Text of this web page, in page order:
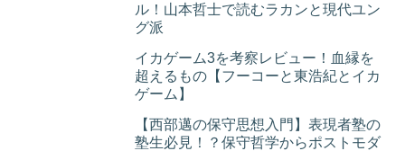
ル！山本哲士で読むラカンと現代ユン
グ派
イカゲーム3を考察レビュー！血縁を
超えるもの【フーコーと東浩紀とイカ
ゲーム】
【西部邁の保守思想入門】表現者塾の
塾生必見！？保守哲学からポストモダ